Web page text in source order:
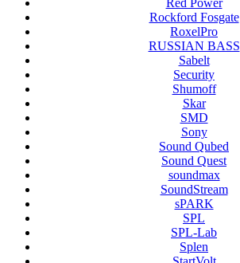
Red Power
Rockford Fosgate
RoxelPro
RUSSIAN BASS
Sabelt
Security
Shumoff
Skar
SMD
Sony
Sound Qubed
Sound Quest
soundmax
SoundStream
sPARK
SPL
SPL-Lab
Splen